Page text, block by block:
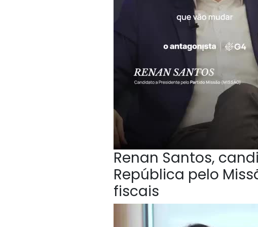
Renan Santos,
República pelo
fiscais